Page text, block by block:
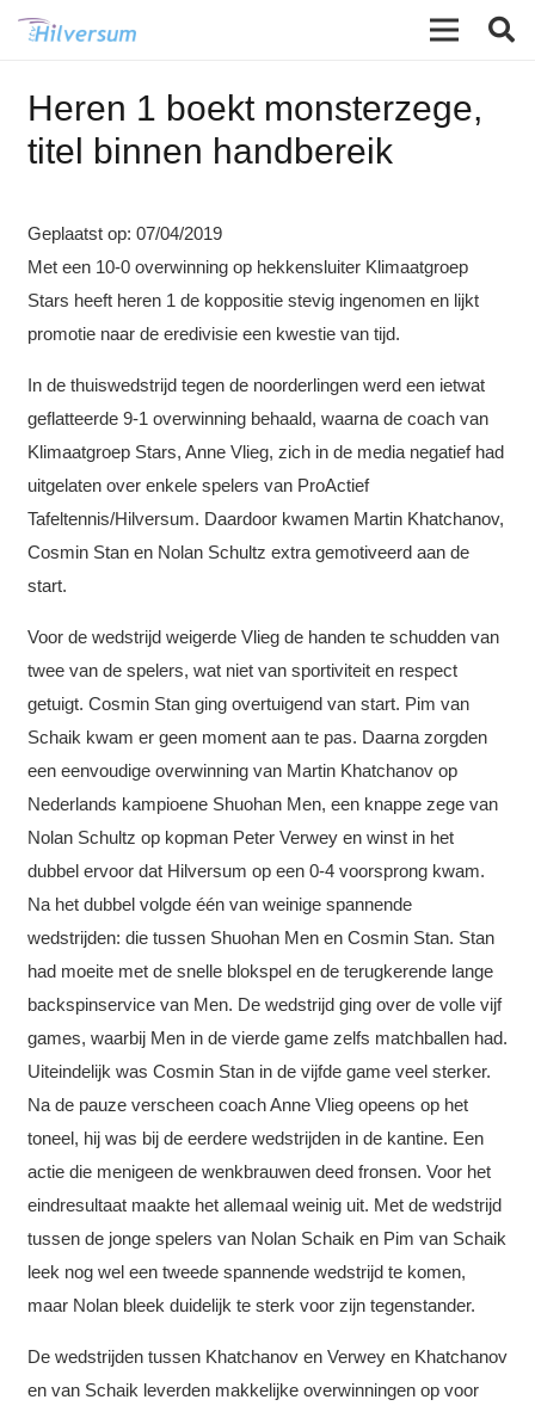
Heren 1 boekt monsterzege,
titel binnen handbereik
Geplaatst op: 07/04/2019
Met een 10-0 overwinning op hekkensluiter Klimaatgroep
Stars heeft heren 1 de koppositie stevig ingenomen en lijkt
promotie naar de eredivisie een kwestie van tijd.
In de thuiswedstrijd tegen de noorderlingen werd een ietwat
geflatteerde 9-1 overwinning behaald, waarna de coach van
Klimaatgroep Stars, Anne Vlieg, zich in de media negatief had
uitgelaten over enkele spelers van ProActief
Tafeltennis/Hilversum. Daardoor kwamen Martin Khatchanov,
Cosmin Stan en Nolan Schultz extra gemotiveerd aan de
start.
Voor de wedstrijd weigerde Vlieg de handen te schudden van
twee van de spelers, wat niet van sportiviteit en respect
getuigt. Cosmin Stan ging overtuigend van start. Pim van
Schaik kwam er geen moment aan te pas. Daarna zorgden
een eenvoudige overwinning van Martin Khatchanov op
Nederlands kampioene Shuohan Men, een knappe zege van
Nolan Schultz op kopman Peter Verwey en winst in het
dubbel ervoor dat Hilversum op een 0-4 voorsprong kwam.
Na het dubbel volgde één van weinige spannende
wedstrijden: die tussen Shuohan Men en Cosmin Stan. Stan
had moeite met de snelle blokspel en de terugkerende lange
backspinservice van Men. De wedstrijd ging over de volle vijf
games, waarbij Men in de vierde game zelfs matchballen had.
Uiteindelijk was Cosmin Stan in de vijfde game veel sterker.
Na de pauze verscheen coach Anne Vlieg opeens op het
toneel, hij was bij de eerdere wedstrijden in de kantine. Een
actie die menigeen de wenkbrauwen deed fronsen. Voor het
eindresultaat maakte het allemaal weinig uit. Met de wedstrijd
tussen de jonge spelers van Nolan Schaik en Pim van Schaik
leek nog wel een tweede spannende wedstrijd te komen,
maar Nolan bleek duidelijk te sterk voor zijn tegenstander.
De wedstrijden tussen Khatchanov en Verwey en Khatchanov
en van Schaik leverden makkelijke overwinningen op voor